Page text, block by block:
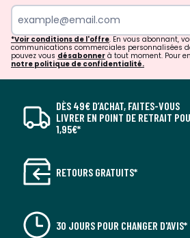
*Voir conditions de l'offre. En vous abonnant,
communications commerciales personnalisées
pouvez vous désabonner à tout moment. Pour
notre politique de confidentialité.
DÈS 49€ D’ACHAT, FAITES-VOUS
LIVRER EN POINT DE RETRAIT
1,95€*
RETOURS GRATUITS*
30 JOURS POUR CHANGER D'AVIS*